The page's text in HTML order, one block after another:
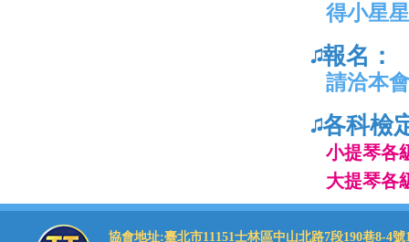
得小星
報名：
請洽本
各科檢
小提琴各
大提琴各
協會地址:臺北市11151士林區中山北路7段190巷8-